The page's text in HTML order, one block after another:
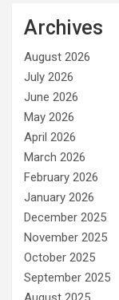
Archives
August 2026
July 2026
June 2026
May 2026
April 2026
March 2026
February 2026
January 2026
December 2025
November 2025
October 2025
September 2025